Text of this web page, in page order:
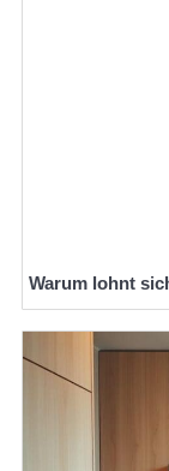
Warum lohnt